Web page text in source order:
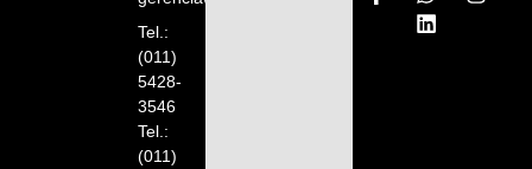
Tel.:
(011)
5428-
3546
Tel.:
(011)